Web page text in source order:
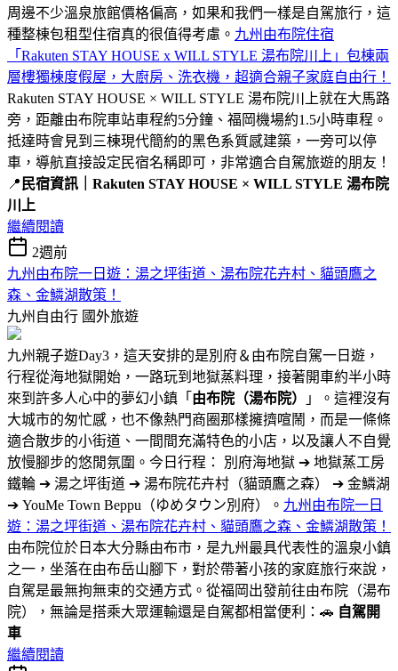
周邊不少溫泉旅館價格偏高，如果和我們一樣是自駕旅行，這
種整棟包租型住宿真的很值得考慮。 九州由布院住宿
「Rakuten STAY HOUSE x WILL STYLE 湯布院川上」包棟兩
層樓獨棟度假屋，大廚房、洗衣機，超適合親子家庭自由行！
Rakuten STAY HOUSE × WILL STYLE 湯布院川上就在大馬路
旁，距離由布院車站車程約5分鐘、福岡機場約1.5小時車程。
抵達時會見到三棟現代簡約的黑色系質感建築，一旁可以停
車，導航直接設定民宿名稱即可，非常適合自駕旅遊的朋友！
📍 民宿資訊｜Rakuten STAY HOUSE × WILL STYLE 湯布院
川上
繼續閱讀
2週前
九州由布院一日遊：湯之坪街道、湯布院花卉村、貓頭鷹之
森、金鱗湖散策！
九州自由行 國外旅遊
九州親子遊Day3，這天安排的是別府＆由布院自駕一日遊，
行程從海地獄開始，一路玩到地獄蒸料理，接著開車約半小時
來到許多人心中的夢幻小鎮「 由布院（湯布院）
」。這裡沒有
大城市的匆忙感，也不像熱門商圈那樣擁擠喧鬧，而是一條條
適合散步的小街道、一間間充滿特色的小店，以及讓人不自覺
放慢腳步的悠閒氛圍。今日行程： 別府海地獄 ➔ 地獄蒸工房
鐵輪 ➔ 湯之坪街道 ➔ 湯布院花卉村（貓頭鷹之森） ➔ 金鱗湖
➔ YouMe Town Beppu（ゆめタウン別府）。 九州由布院一日
遊：湯之坪街道、湯布院花卉村、貓頭鷹之森、金鱗湖散策！
由布院位於日本大分縣由布市，是九州最具代表性的溫泉小鎮
之一，坐落在由布岳山腳下，對於帶著小孩的家庭旅行來說，
自駕是最無拘無束的交通方式。從福岡出發前往由布院（湯布
院），無論是搭乘大眾運輸還是自駕都相當便利：🚗 自駕開
車
繼續閱讀